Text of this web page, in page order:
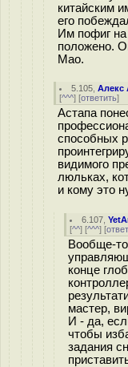
китайским
его
Им пофиг
положено.
Мао.
5.105 ,Алекс
[^^^] [ответить]
Астапа
способных
видимого
люльках,
и кому это
6.107 ,
[^^] [^^^] [
Вообще-
конце
мастер,
И - да,
чтобы
задания